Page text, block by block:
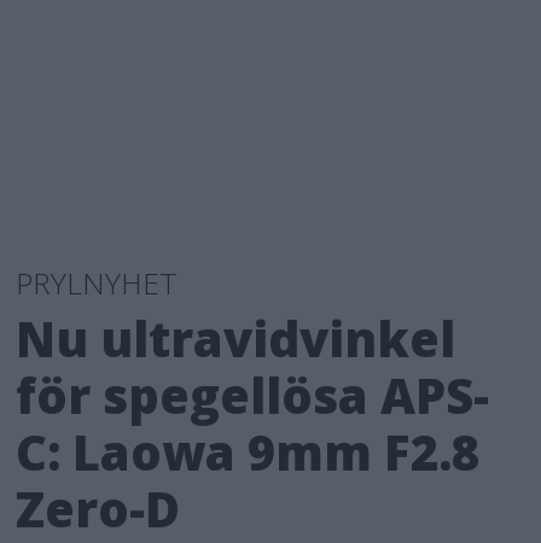
PRYLNYHET
Nu ultravidvinkel
för spegellösa APS-
C: Laowa 9mm F2.8
Zero-D